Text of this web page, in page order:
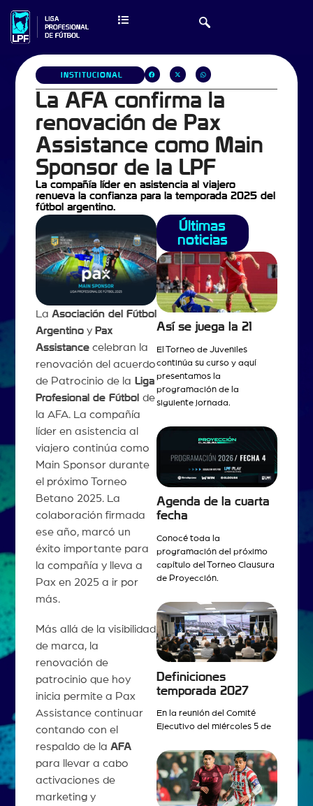
INSTITUCIONAL
La AFA confirma la
renovación de Pax
Assistance como Main
Sponsor de la LPF
La compañía líder en asistencia al viajero
renueva la confianza para la temporada 2025 del
fútbol argentino.
La Asociación del Fútbol
Argentinoy Pax
Assistancecelebran la
renovación del acuerdo
de Patrocinio de la Liga
Profesional de Fútbol de
la AFA. La compañía
líder en asistencia al
viajero continúa como
Main Sponsor durante
el próximo Torneo
Betano 2025. La
colaboración firmada
ese año, marcó un
éxito importante para
la compañía y lleva a
Pax en 2025 a ir por
más.
Más allá de la visibilidad
de marca, la
renovación de
patrocinio que hoy
inicia permite a Pax
Assistance continuar
contando con el
respaldo de la AFA
para llevar a cabo
activaciones de
marketing y
Últimas
noticias
Así se juega la 21
El Torneo de Juveniles
continúa su curso y aquí
presentamos la
programación de la
siguiente jornada.
Agenda de la cuarta
fecha
Conocé toda la
programación del próximo
capítulo del Torneo Clausura
de Proyección.
Definiciones
temporada 2027
En la reunión del Comité
Ejecutivo del miércoles 5 de